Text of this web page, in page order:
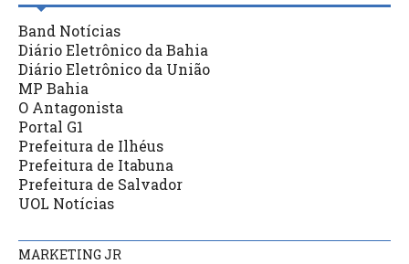
Band Notícias
Diário Eletrônico da Bahia
Diário Eletrônico da União
MP Bahia
O Antagonista
Portal G1
Prefeitura de Ilhéus
Prefeitura de Itabuna
Prefeitura de Salvador
UOL Notícias
MARKETING JR